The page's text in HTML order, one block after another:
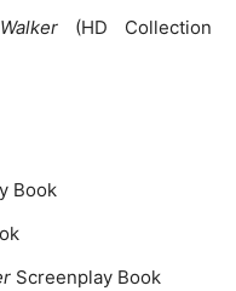
(HD Collection
Book
Screenplay Book